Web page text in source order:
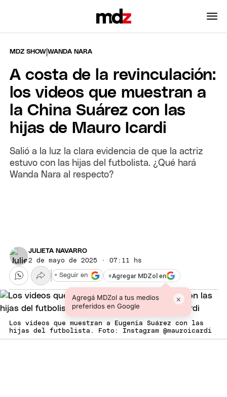
MDZ SHOW |WANDA NARA
A costa de la revinculación:
los videos que muestran a
la China Suárez con las
hijas de Mauro Icardi
Salió a la luz la clara evidencia de que la actriz
estuvo con las hijas del futbolista. ¿Qué hará
Wanda Nara al respecto?
JULIETA NAVARRO
2 de mayo de 2025 · 07:11 hs
+Agregar MDZol en
Agregá MDZol a tus medios
preferidos en Google
×
+ Seguir en
Los videos que muestran a Eugenia Suárez con las
hijas del futbolista. Foto: Instagram @mauroicardi